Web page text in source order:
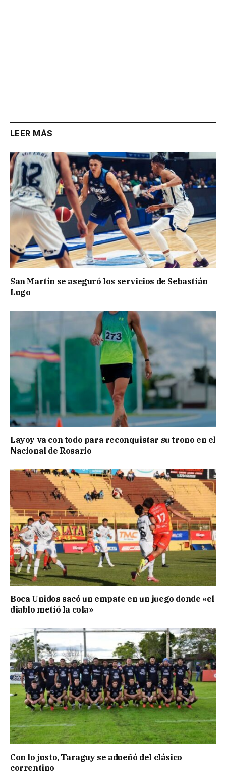
LEER MÁS
San Martín se aseguró los servicios de Sebastián
Lugo
Layoy va con todo para reconquistar su trono en el
Nacional de Rosario
Boca Unidos sacó un empate en un juego donde «el
diablo metió la cola»
Con lo justo, Taraguy se adueñó del clásico
correntino